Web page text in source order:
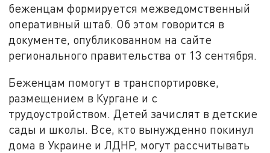
беженцам формируется межведомственный
оперативный штаб. Об этом говорится в
документе, опубликованном на сайте
регионального правительства от 13 сентября.
Беженцам помогут в транспортировке,
размещением в Кургане и с
трудоустройством. Детей зачислят в детские
сады и школы. Все, кто вынужденно покинул
дома в Украине и ЛДНР, могут рассчитывать